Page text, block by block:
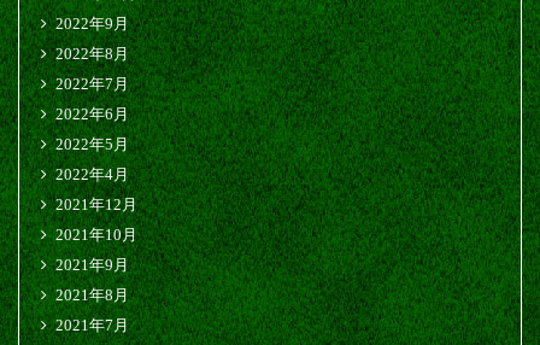
2022年9月
2022年8月
2022年7月
2022年6月
2022年5月
2022年4月
2021年12月
2021年10月
2021年9月
2021年8月
2021年7月